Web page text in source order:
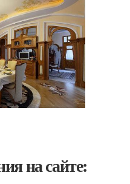
на сайте: